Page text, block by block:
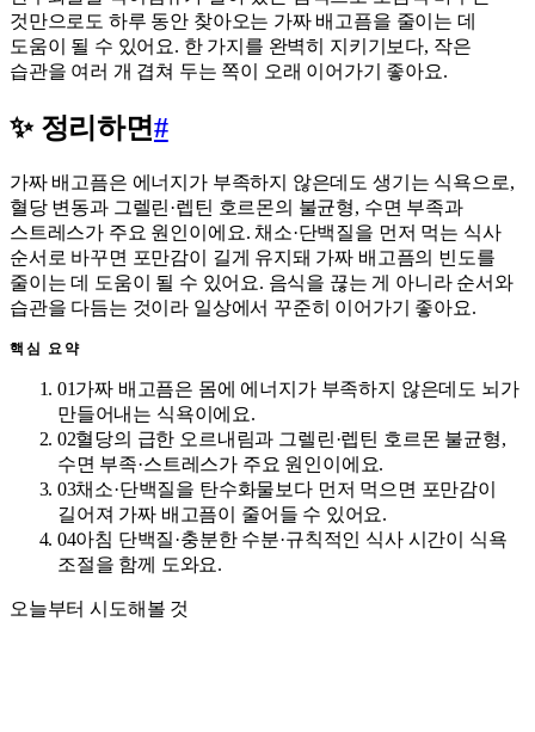
것만으로도 하루 동안 찾아오는 가짜 배고픔을 줄이는 데
도움이 될 수 있어요. 한 가지를 완벽히 지키기보다, 작은
습관을 여러 개 겹쳐 두는 쪽이 오래 이어가기 좋아요.
✨ 정리하면#
가짜 배고픔은 에너지가 부족하지 않은데도 생기는 식욕으로,
혈당 변동과 그렐린·렙틴 호르몬의 불균형, 수면 부족과
스트레스가 주요 원인이에요. 채소·단백질을 먼저 먹는 식사
순서로 바꾸면 포만감이 길게 유지돼 가짜 배고픔의 빈도를
줄이는 데 도움이 될 수 있어요. 음식을 끊는 게 아니라 순서와
습관을 다듬는 것이라 일상에서 꾸준히 이어가기 좋아요.
핵심 요약
01가짜 배고픔은 몸에 에너지가 부족하지 않은데도 뇌가
만들어내는 식욕이에요.
02혈당의 급한 오르내림과 그렐린·렙틴 호르몬 불균형,
수면 부족·스트레스가 주요 원인이에요.
03채소·단백질을 탄수화물보다 먼저 먹으면 포만감이
길어져 가짜 배고픔이 줄어들 수 있어요.
04아침 단백질·충분한 수분·규칙적인 식사 시간이 식욕
조절을 함께 도와요.
오늘부터 시도해볼 것